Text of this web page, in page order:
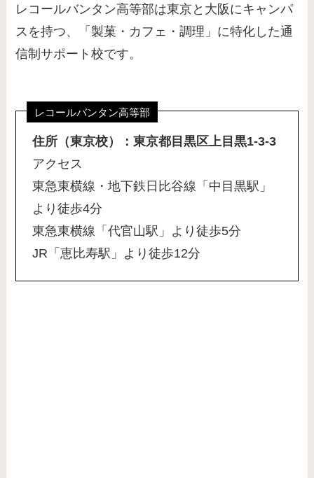
レコールバンタン高等部は東京と大阪にキャンパ
スを持つ、「製菓・カフェ・調理」に特化した通
信制サポート校です。
レコールバンタン高等部
住所（東京校）：東京都目黒区上目黒1-3-3
アクセス
東急東横線・地下鉄日比谷線「中目黒駅」
より徒歩4分
東急東横線「代官山駅」より徒歩5分
JR「恵比寿駅」より徒歩12分